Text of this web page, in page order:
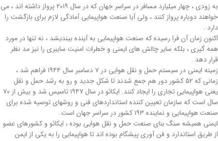
به زودی ، چهار میلیارد مسافر در سراسر جهان که در سال ۲۰۱۹ پرواز داشته اند ، می
خواهند دوباره پرواز کنند ، ولی آیا صنعت هواپیمایی آمادگی لازم برای بازگشت را
دارد .
اکنون زمان آن فرا رسیده که صنعت هواپیمایی به آینده بیندیشد ، نه تنها در مورد
همه گیری ، بلکه سایر چالش های ایمنی و خطرات امنیت سایبری را نیز مد نظر
قرار دهد .
زمینه ایمنی در سیستم حمل و نقل هوایی در ۷ دسامبر سال ۱۹۴۴ فراهم شد ،
زمانی که ۵۲ کشور دور هم جمع شدند تا شکل جدید و رو به رشد حمل و نقل
یعنی هواپیمایی تجاری را ایجاد کنند. ایکائو در سال ۱۹۴۷ تاسیس شد و بیش از ۷۰
سال است که سازمان تعیین کننده استانداردهای فنی و روشهای توصیه شده برای
صنعت هواپیمایی و نماینده ۱۹۳ کشور در سراسر جهان است.
ایمنی همیشه سنگ بنای صنعت حمل و نقل هوایی بوده ، ایكائو و كشورهای عضو
از طریق استاندارد و فن آوری پیشگام بوده اند تا هواپیمایی را به یكی از ایمن